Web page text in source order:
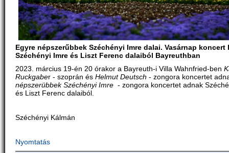
Egyre népszerűbbek Széchényi Imre dalai. Vasárnap koncert
Széchényi Imre és Liszt Ferenc dalaiból Bayreuthban
2023. március 19-én 20 órakor a Bayreuth-i Villa Wahnfried-ben
Ruckgaber - szoprán és Helmut Deutsch - zongora koncertet
népszerübbek Széchényi Imre - zongora koncertet adnak
és Liszt Ferenc dalaiból.
Széchényi Kálmán
Nyomtatás